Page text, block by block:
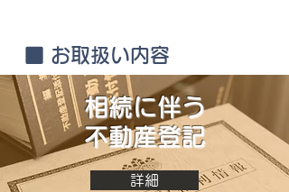
■ お取扱い内容
相続に伴う
​不動産登記
詳細